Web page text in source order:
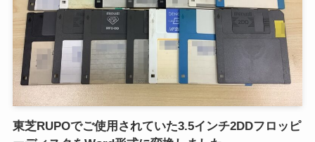
東芝RUPOでご使用されていた3.5インチ2DDフロッピ